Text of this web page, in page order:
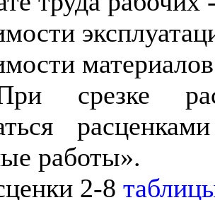
срезке
работы».
2-8